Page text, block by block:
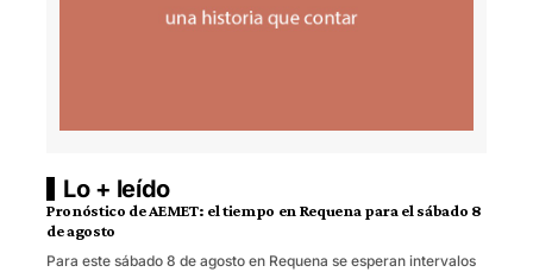
Lo + leído
Pronóstico de AEMET: el tiempo en Requena para el sábado 8
de agosto
Para este sábado 8 de agosto en Requena se esperan intervalos